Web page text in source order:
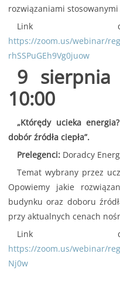
rozwiązaniami
Link do
https://zoom.us/webinar/
rhSSPuGEh9Vg0juow
9 sierpnia
10:00
„Którędy ucieka
dobór źródła ciepła”.
Prelegenci:Doradcy
Temat wybrany przez
Opowiemy jakie
budynku oraz doboru
przy aktualnych cenach
Link do
https://zoom.us/webinar/
Nj0w